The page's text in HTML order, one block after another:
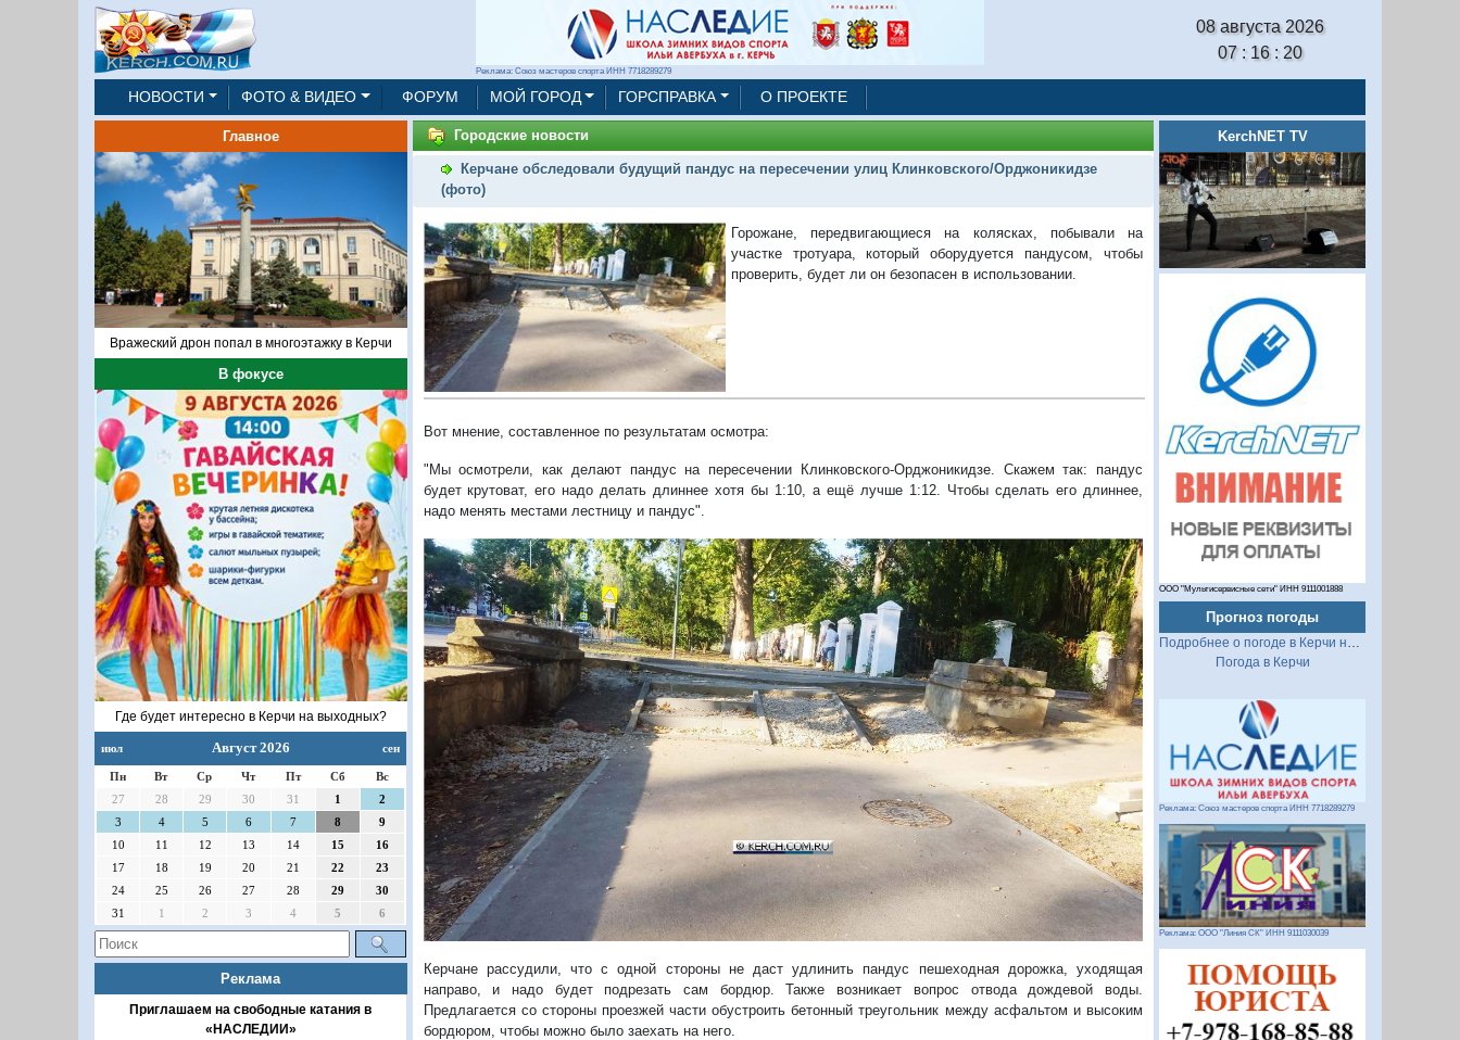
Реклама: Союз мастеров спорта ИНН 7718289279
08 августа 2026
07 : 16 : 21
НОВОСТИ ФОТО & ВИДЕО ФОРУМ МОЙ ГОРОД ГОРСПРАВКА О ПРОЕКТЕ
Главное
Вражеский дрон попал в многоэтажку в Керчи
В фокусе
Где будет интересно в Керчи на выходных?
июл Август 2026 сен
Пн Вт Ср Чт Пт Сб
Вс
27
28 29 30 31 1
2
3
4 5 6 7 8
9
10
11 12 13 14 15
16
17
18 19 20 21 22
23
24
25 26 27 28 29
30
31
1 2 3 4 5 6
Реклама
Приглашаем на свободные катания в
«НАСЛЕДИИ»
Городские новости
Керчане обследовали будущий пандус на пересечении улиц Клинковского/Орджоникидзе
(фото)
Горожане, передвигающиеся на колясках, побывали на
участке тротуара, который оборудуется пандусом, чтобы
проверить, будет ли он безопасен в использовании.
Вот мнение, составленное по результатам осмотра:
"Мы осмотрели, как делают пандус на пересечении Клинковского-Орджоникидзе. Скажем так: пандус
будет крутоват, его надо делать длиннее хотя бы 1:10, а ещё лучше 1:12. Чтобы сделать его длиннее,
надо менять местами лестницу и пандус".
Керчане рассудили, что с одной стороны не даст удлинить пандус пешеходная дорожка, уходящая
направо, и надо будет подрезать сам бордюр. Также возникает вопрос отвода дождевой воды.
Предлагается со стороны проезжей части обустроить бетонный треугольник между асфальтом и высоким
бордюром, чтобы можно было заехать на него.
KerchNET TV
ООО "Мультисервисные сети" ИНН 9111001888
Прогноз погоды
Подробнее о погоде в Керчи на 2 недели
Погода в Керчи
Реклама: Союз мастеров спорта ИНН 7718289279
Реклама: ООО "Линия СК" ИНН 9111030039